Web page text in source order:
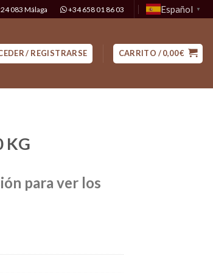
083 Málaga +34 658 01 86 03 Español ▼
/ REGISTRARSE CARRITO /0,00€
KG
para ver los